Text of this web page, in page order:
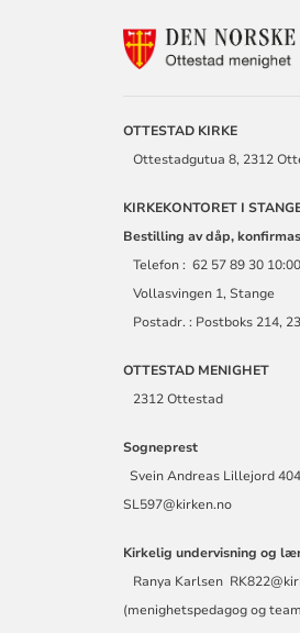
OTTESTAD KIRKE
Ottestadgutua 8, 2312
KIRKEKONTORET I
Bestilling av dåp,
Telefon : 62 57 89 30
Vollasvingen 1, Stange
Postadr. : Postboks 214,
OTTESTAD MENIGHET
2312 Ottestad
Sogneprest
Svein Andreas Lillejord
SL597@kirken.no
Kirkelig undervisning og
Ranya Karlsen
(menighetspedagog og